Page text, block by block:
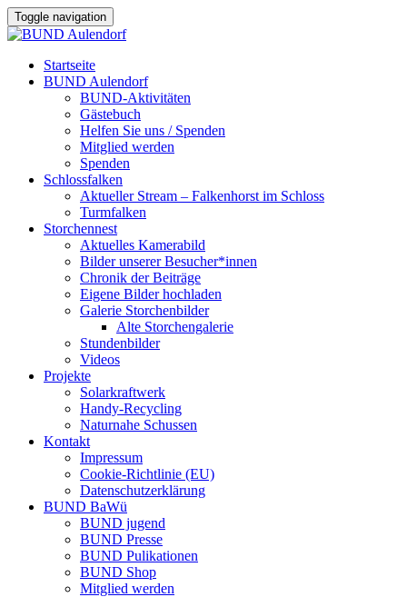
Toggle navigation
Startseite
BUND Aulendorf
BUND-Aktivitäten
Gästebuch
Helfen Sie uns / Spenden
Mitglied werden
Spenden
Schlossfalken
Aktueller Stream – Falkenhorst im Schloss
Turmfalken
Storchennest
Aktuelles Kamerabild
Bilder unserer Besucher*innen
Chronik der Beiträge
Eigene Bilder hochladen
Galerie Storchenbilder
Alte Storchengalerie
Stundenbilder
Videos
Projekte
Solarkraftwerk
Handy-Recycling
Naturnahe Schussen
Kontakt
Impressum
Cookie-Richtlinie (EU)
Datenschutzerklärung
BUND BaWü
BUND jugend
BUND Presse
BUND Pulikationen
BUND Shop
Mitglied werden